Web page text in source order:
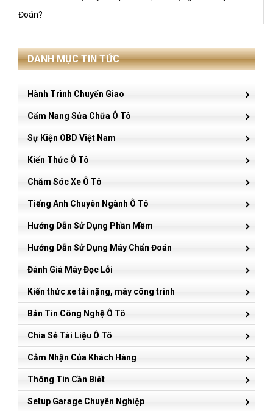
Đoán?
DANH MỤC TIN TỨC
Hành Trình Chuyển Giao
Cẩm Nang Sửa Chữa Ô Tô
Sự Kiện OBD Việt Nam
Kiến Thức Ô Tô
Chăm Sóc Xe Ô Tô
Tiếng Anh Chuyên Ngành Ô Tô
Hướng Dẫn Sử Dụng Phần Mềm
Hướng Dẫn Sử Dụng Máy Chẩn Đoán
Đánh Giá Máy Đọc Lỗi
Kiến thức xe tải nặng, máy công trình
Bản Tin Công Nghệ Ô Tô
Chia Sẻ Tài Liệu Ô Tô
Cảm Nhận Của Khách Hàng
Thông Tin Cần Biết
Setup Garage Chuyên Nghiệp